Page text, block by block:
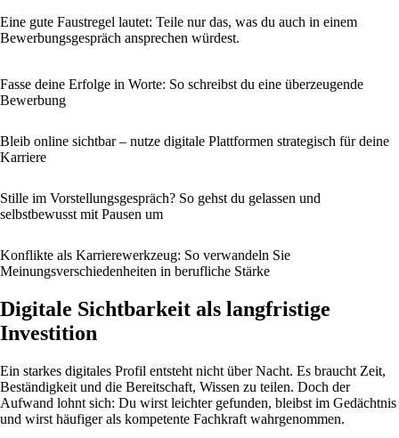
Eine gute Faustregel lautet: Teile nur das, was du auch in einem
Bewerbungsgespräch ansprechen würdest.
Fasse deine Erfolge in Worte: So schreibst du eine überzeugende
Bewerbung
Bleib online sichtbar – nutze digitale Plattformen strategisch für deine
Karriere
Stille im Vorstellungsgespräch? So gehst du gelassen und
selbstbewusst mit Pausen um
Konflikte als Karrierewerkzeug: So verwandeln Sie
Meinungsverschiedenheiten in berufliche Stärke
Digitale Sichtbarkeit als langfristige
Investition
Ein starkes digitales Profil entsteht nicht über Nacht. Es braucht Zeit,
Beständigkeit und die Bereitschaft, Wissen zu teilen. Doch der
Aufwand lohnt sich: Du wirst leichter gefunden, bleibst im Gedächtnis
und wirst häufiger als kompetente Fachkraft wahrgenommen.